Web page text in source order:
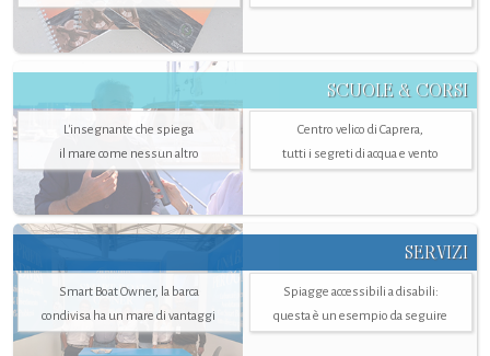
SCUOLE & CORSI
L'insegnante che spiega
il mare come nessun altro
Centro velico di Caprera,
tutti i segreti di acqua e vento
SERVIZI
Smart Boat Owner, la barca
condivisa ha un mare di vantaggi
Spiagge accessibili a disabili:
questa è un esempio da seguire